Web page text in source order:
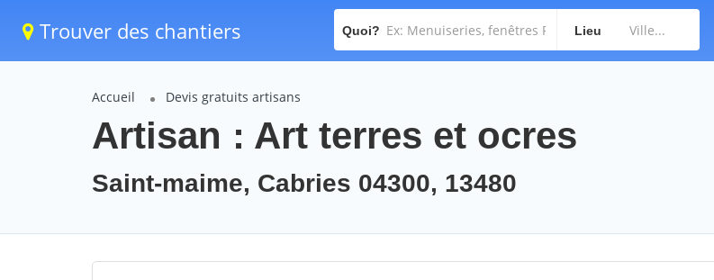
Trouver des chantiers Quoi? Lieu
Accueil Devis gratuits artisans
Artisan : Art terres et ocres
Saint-maime, Cabries 04300, 13480